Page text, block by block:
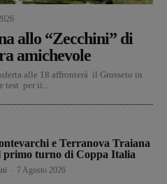
allo “Zecchini” di
amichevole
alle 18 affronterà il Grosseto in
test per ii...
e Terranova Traiana
primo turno di Coppa Italia
7 Agosto 2026